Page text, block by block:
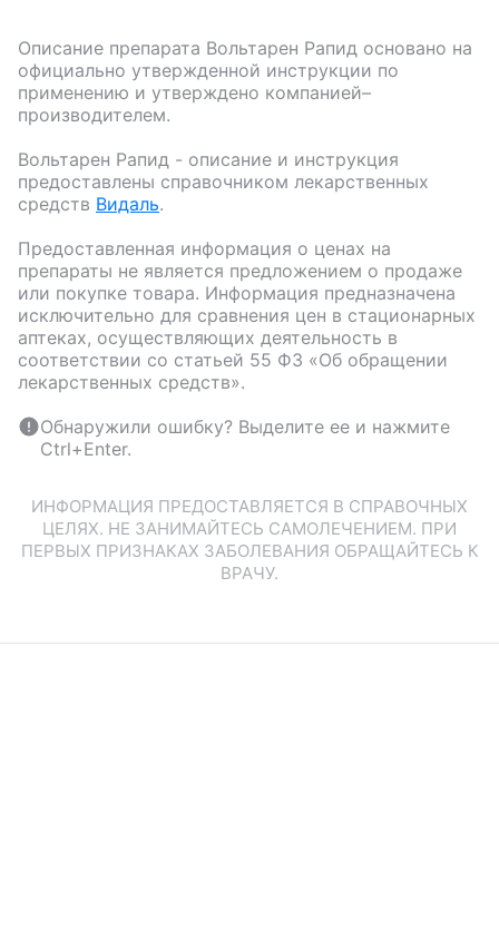
Описание препарата Вольтарен Рапид основано на
официально утвержденной инструкции по
применению и утверждено компанией–
производителем.
Вольтарен Рапид - описание и инструкция
предоставлены справочником лекарственных
средств Видаль.
Предоставленная информация о ценах на
препараты не является предложением о продаже
или покупке товара. Информация предназначена
исключительно для сравнения цен в стационарных
аптеках, осуществляющих деятельность в
соответствии со статьей 55 ФЗ «Об обращении
лекарственных средств».
Обнаружили ошибку? Выделите ее и нажмите
Ctrl+Enter.
ИНФОРМАЦИЯ ПРЕДОСТАВЛЯЕТСЯ В СПРАВОЧНЫХ
ЦЕЛЯХ. НЕ ЗАНИМАЙТЕСЬ САМОЛЕЧЕНИЕМ. ПРИ
ПЕРВЫХ ПРИЗНАКАХ ЗАБОЛЕВАНИЯ ОБРАЩАЙТЕСЬ К
ВРАЧУ.